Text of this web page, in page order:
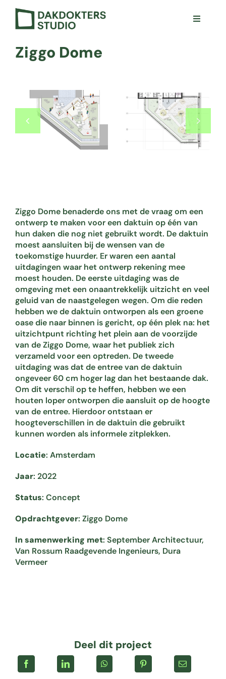
inhoud
Toggle
Zwevende Daktuin
Team
Contact
Ziggo Dome
Ziggo Dome benaderde ons met de vraag om een
ontwerp te maken voor een daktuin op één van
hun daken die nog niet gebruikt wordt. De daktuin
moest aansluiten bij de wensen van de
toekomstige huurder. Er waren een aantal
uitdagingen waar het ontwerp rekening mee
moest houden. De eerste uitdaging was de
omgeving met een onaantrekkelijk uitzicht en veel
geluid van de naastgelegen wegen. Om die reden
hebben we de daktuin ontworpen als een groene
oase die naar binnen is gericht, op één plek na: het
uitzichtpunt richting het plein aan de voorzijde
van de Ziggo Dome, waar het publiek zich
verzameld voor een optreden. De tweede
uitdaging was dat de entree van de daktuin
ongeveer 60 cm hoger lag dan het bestaande dak.
Om dit verschil op te heffen, hebben we een
houten loper ontworpen die aansluit op de hoogte
van de entree. Hierdoor ontstaan er
hoogteverschillen in de daktuin die gebruikt
kunnen worden als informele zitplekken.
Locatie: Amsterdam
Jaar: 2022
Status: Concept
Opdrachtgever: Ziggo Dome
In samenwerking met: September Architectuur,
Van Rossum Raadgevende Ingenieurs, Dura
Vermeer
Deel dit project